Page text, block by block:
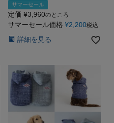
サマーセール
定価 ¥3,960のところ
サマーセール価格 ¥2,200税込
詳細を見る